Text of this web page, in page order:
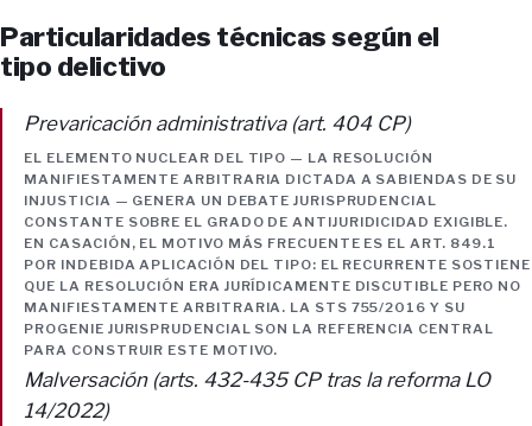
Particularidades técnicas según el
tipo delictivo
Prevaricación administrativa (art. 404 CP)
EL ELEMENTO NUCLEAR DEL TIPO — LA RESOLUCIÓN
MANIFIESTAMENTE ARBITRARIA DICTADA A SABIENDAS DE SU
INJUSTICIA — GENERA UN DEBATE JURISPRUDENCIAL
CONSTANTE SOBRE EL GRADO DE ANTIJURIDICIDAD EXIGIBLE.
EN CASACIÓN, EL MOTIVO MÁS FRECUENTE ES EL ART. 849.1
POR INDEBIDA APLICACIÓN DEL TIPO: EL RECURRENTE SOSTIENE
QUE LA RESOLUCIÓN ERA JURÍDICAMENTE DISCUTIBLE PERO NO
MANIFIESTAMENTE ARBITRARIA. LA STS 755/2016 Y SU
PROGENIE JURISPRUDENCIAL SON LA REFERENCIA CENTRAL
PARA CONSTRUIR ESTE MOTIVO.
Malversación (arts. 432-435 CP tras la reforma LO
14/2022)